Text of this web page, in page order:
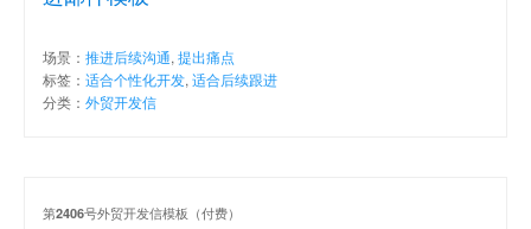
场景： 推进后续沟通, 提出痛点
标签： 适合个性化开发, 适合后续跟进
分类： 外贸开发信
第2406号外贸开发信模板（付费）